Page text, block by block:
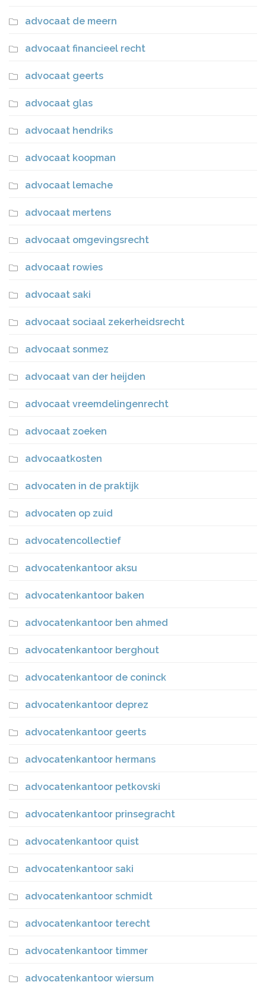
advocaat de meern
advocaat financieel recht
advocaat geerts
advocaat glas
advocaat hendriks
advocaat koopman
advocaat lemache
advocaat mertens
advocaat omgevingsrecht
advocaat rowies
advocaat saki
advocaat sociaal zekerheidsrecht
advocaat sonmez
advocaat van der heijden
advocaat vreemdelingenrecht
advocaat zoeken
advocaatkosten
advocaten in de praktijk
advocaten op zuid
advocatencollectief
advocatenkantoor aksu
advocatenkantoor baken
advocatenkantoor ben ahmed
advocatenkantoor berghout
advocatenkantoor de coninck
advocatenkantoor deprez
advocatenkantoor geerts
advocatenkantoor hermans
advocatenkantoor petkovski
advocatenkantoor prinsegracht
advocatenkantoor quist
advocatenkantoor saki
advocatenkantoor schmidt
advocatenkantoor terecht
advocatenkantoor timmer
advocatenkantoor wiersum